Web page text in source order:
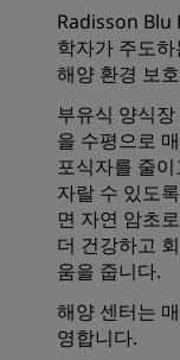
Radisson Blu
학자가 주도
해양 환경 보
부유식 양식
을 수평으로
포식자를 줄
자랄 수 있도
면 자연 암초
더 건강하고
움을 줍니다.
해양 센터는
영합니다.